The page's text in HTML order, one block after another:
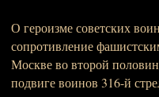
О героизме советских
сопротивление
Москве во второй
подвиге воинов 316-й